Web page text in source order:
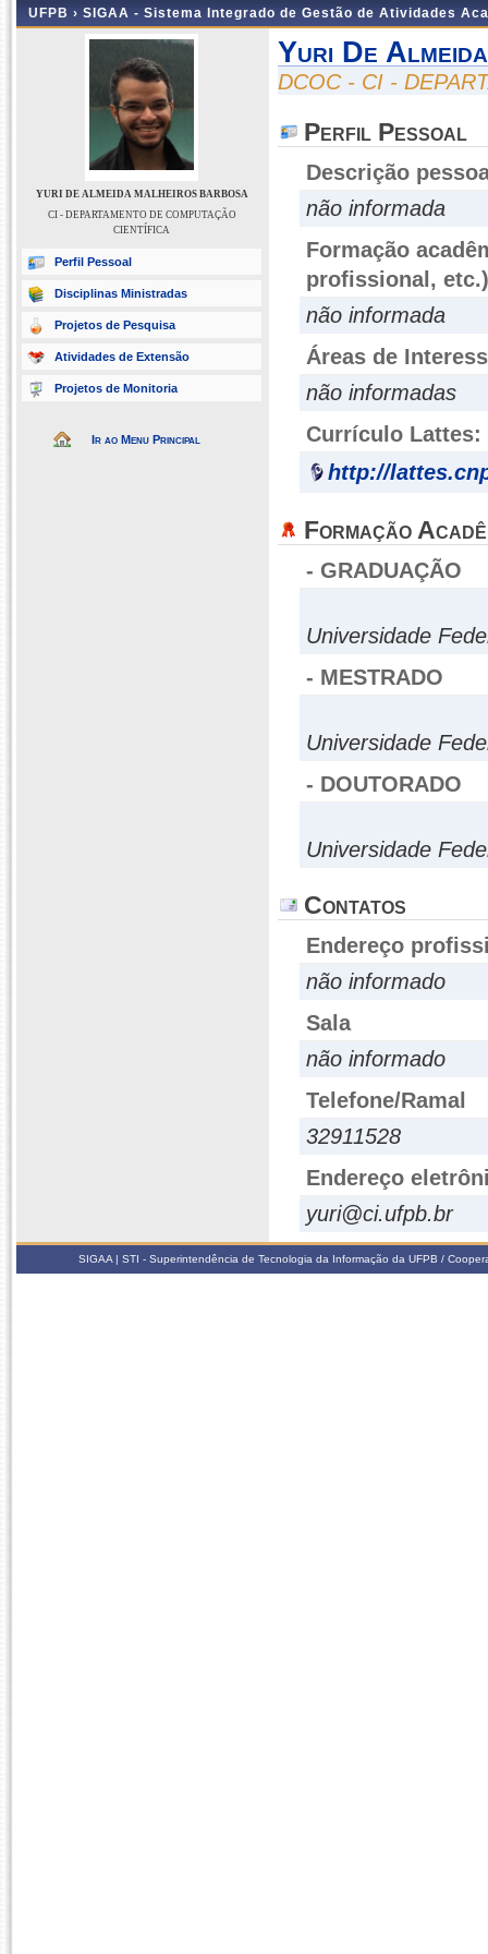
UFPB › SIGAA - Sistema Integrado de Gestão de Atividades
YURI DE ALMEIDA MALHEIROS BARBOSA
CI - DEPARTAMENTO DE COMPUTAÇÃO
CIENTÍFICA
Perfil Pessoal
Disciplinas Ministradas
Projetos de Pesquisa
Atividades de Extensão
Projetos de Monitoria
Ir ao Menu Principal
Yuri De
DCOC - CI -
Perfil Pessoal
Descrição
não informada
Formação
profissional, etc.)
não informada
Áreas de
não informadas
Currículo Lattes:
http://
Formação
- GRADUAÇÃO
Universidade
- MESTRADO
Universidade
- DOUTORADO
Universidade
Contatos
Endereço
não informado
Sala
não informado
Telefone/Ramal
32911528
Endereço
yuri@ci.ufpb.br
SIGAA | STI - Superintendência de Tecnologia da Informação da UFPB /